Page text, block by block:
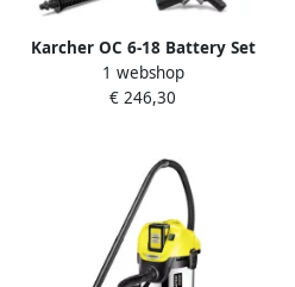
Karcher OC 6-18 Battery Set
Stofzuiger 1.328-501.0
1 webshop
€ 246,30